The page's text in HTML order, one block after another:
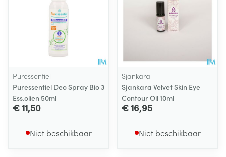
Puressentiel
Puressentiel Deo Spray Bio 3
Ess.olien 50ml
€ 11,50
Niet beschikbaar
Sjankara
Sjankara Velvet Skin Eye
Contour Oil 10ml
€ 16,95
Niet beschikbaar